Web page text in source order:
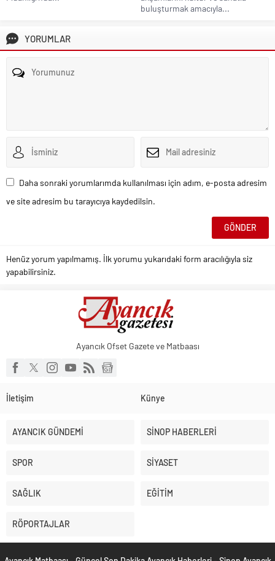
buluşturmak amacıyla...
YORUMLAR
Daha sonraki yorumlarımda kullanılması için adım, e-posta adresim
ve site adresim bu tarayıcıya kaydedilsin.
Henüz yorum yapılmamış. İlk yorumu yukarıdaki form aracılığıyla siz
yapabilirsiniz.
Ayancık Ofset Gazete ve Matbaası
İletişim Künye
AYANCIK GÜNDEMİ SİNOP HABERLERİ
SPOR SİYASET
SAĞLIK EĞİTİM
RÖPORTAJLAR